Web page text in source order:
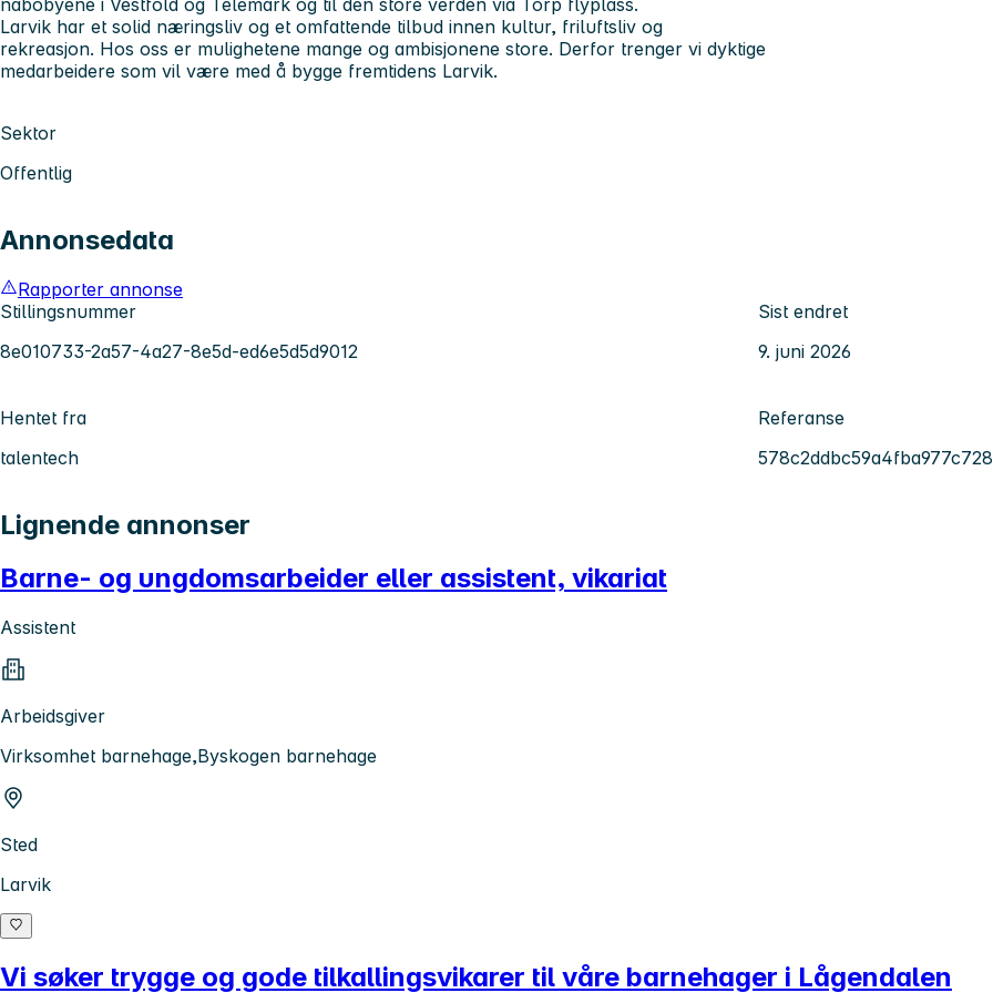
Larvik har et solid næringsliv og et omfattende tilbud innen kultur, friluftsliv og
rekreasjon. Hos oss er mulighetene mange og ambisjonene store. Derfor trenger vi dyktige
medarbeidere som vil være med å bygge fremtidens Larvik.
Sektor
Offentlig
Annonsedata
Rapporter annonse
Stillingsnummer
8e010733-2a57-4a27-8e5d-ed6e5d5d9012
Sist endret
9. juni 2026
Hentet fra
talentech
Referanse
Lignende annonser
Barne- og ungdomsarbeider eller assistent, vikariat
Assistent
Arbeidsgiver
Virksomhet barnehage,Byskogen barnehage
Sted
Larvik
Vi søker trygge og gode tilkallingsvikarer til våre barnehager i Lågendalen